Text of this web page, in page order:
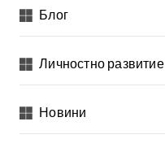
Блог
Личностно развитие
Новини